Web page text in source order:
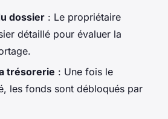
dossier : Le propriétaire
détaillé pour évaluer la
trésorerie : Une fois le
les fonds sont débloqués par